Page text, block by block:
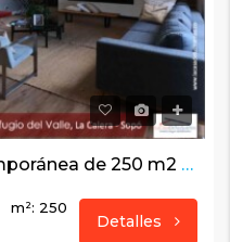
Linda casa cúbica contemporánea de 250 m2 en Refugio del Valle, La Calera – Sopó
m²: 250
Detalles